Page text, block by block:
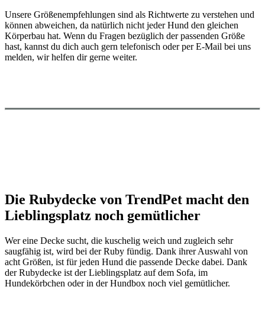
Unsere Größenempfehlungen sind als Richtwerte zu verstehen und
können abweichen, da natürlich nicht jeder Hund den gleichen
Körperbau hat. Wenn du Fragen bezüglich der passenden Größe
hast, kannst du dich auch gern telefonisch oder per E-Mail bei uns
melden, wir helfen dir gerne weiter.
Die Rubydecke von TrendPet macht den
Lieblingsplatz noch gemütlicher
Wer eine Decke sucht, die kuschelig weich und zugleich sehr
saugfähig ist, wird bei der Ruby fündig. Dank ihrer Auswahl von
acht Größen, ist für jeden Hund die passende Decke dabei. Dank
der Rubydecke ist der Lieblingsplatz auf dem Sofa, im
Hundekörbchen oder in der Hundbox noch viel gemütlicher.